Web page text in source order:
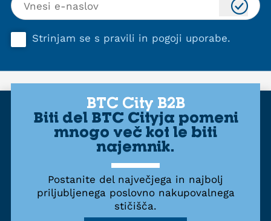
Strinjam se s pravili in pogoji uporabe.
BTC City B2B
Biti del BTC Cityja pomeni
mnogo več kot le biti
najemnik.
Postanite del največjega in najbolj
priljubljenega poslovno nakupovalnega
stičišča.